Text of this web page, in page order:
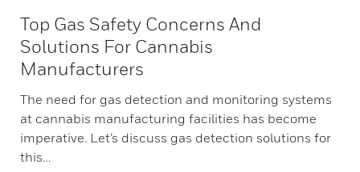
Top Gas Safety Concerns And
Solutions For Cannabis
Manufacturers
The need for gas detection and monitoring systems
at cannabis manufacturing facilities has become
imperative. Let’s discuss gas detection solutions for
this…